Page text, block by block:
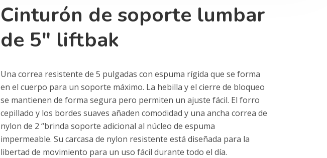
Cinturón de soporte lumbar
de 5″ liftbak
Una correa resistente de 5 pulgadas con espuma rígida que se forma
en el cuerpo para un soporte máximo. La hebilla y el cierre de bloqueo
se mantienen de forma segura pero permiten un ajuste fácil. El forro
cepillado y los bordes suaves añaden comodidad y una ancha correa de
nylon de 2 “brinda soporte adicional al núcleo de espuma
impermeable. Su carcasa de nylon resistente está diseñada para la
libertad de movimiento para un uso fácil durante todo el día.